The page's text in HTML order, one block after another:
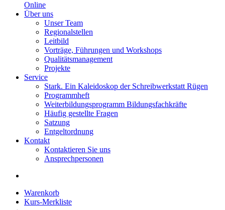
Online
Über uns
Unser Team
Regionalstellen
Leitbild
Vorträge, Führungen und Workshops
Qualitätsmanagement
Projekte
Service
Stark. Ein Kaleidoskop der Schreibwerkstatt Rügen
Programmheft
Weiterbildungsprogramm Bildungsfachkräfte
Häufig gestellte Fragen
Satzung
Entgeltordnung
Kontakt
Kontaktieren Sie uns
Ansprechpersonen
Warenkorb
Kurs-Merkliste